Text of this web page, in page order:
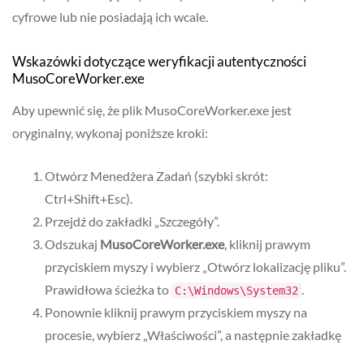
cyfrowe lub nie posiadają ich wcale.
Wskazówki dotyczące weryfikacji autentyczności
MusoCoreWorker.exe
Aby upewnić się, że plik MusoCoreWorker.exe jest
oryginalny, wykonaj poniższe kroki:
Otwórz Menedżera Zadań (szybki skrót:
Ctrl+Shift+Esc).
Przejdź do zakładki „Szczegóły”.
Odszukaj MusoCoreWorker.exe, kliknij prawym
przyciskiem myszy i wybierz „Otwórz lokalizację pliku”.
Prawidłowa ścieżka to C:\Windows\System32 .
Ponownie kliknij prawym przyciskiem myszy na
procesie, wybierz „Właściwości”, a następnie zakładkę